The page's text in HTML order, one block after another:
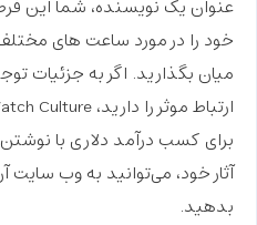
عنوان یک نویسنده، شما این
خود را در مورد ساعت های
میان بگذارید. اگر به جزئیات
برای کسب درآمد دلاری با نوشتن
آثار خود، می‌توانید به وب
بدهید.